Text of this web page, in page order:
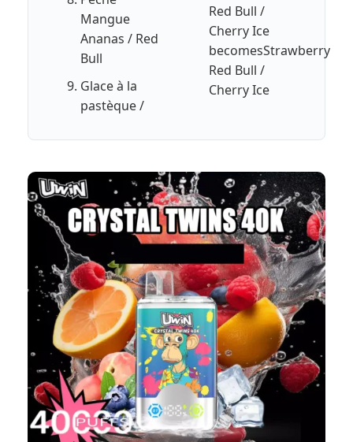
Mangue
Ananas / Red
Bull
Glace à la
pastèque /
Red Bull /
Cherry Ice
becomesStrawberry
Red Bull /
Cherry Ice